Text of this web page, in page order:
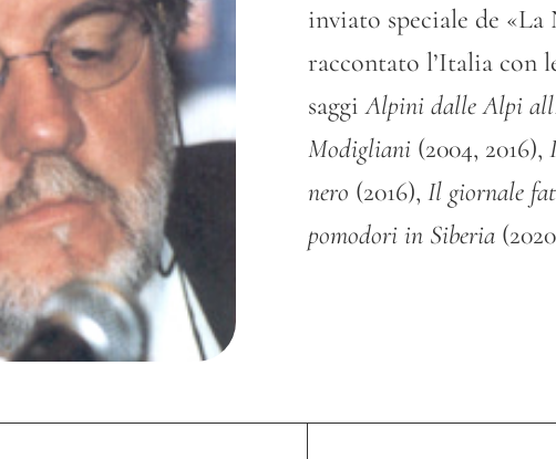
inviato speciale de
raccontato l’Italia con
saggiAlpini dalle Alpi
Modigliani (2004, 2016),
nero (2016), Il giornale
pomodori in Siberia